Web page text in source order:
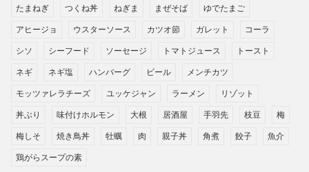
たまねぎ つくね丼 ねぎま まぜそば ゆでたまご
アヒージョ ウスターソース カツオ節 ガレット コーラ
シソ シーフード ソーセージ トマトジュース トースト
ネギ ネギ塩 ハンバーグ ビール メンチカツ
モッツァレラチーズ ユッケジャン ラーメン リゾット
丼ぶり 味付けホルモン 大根 居酒屋 手羽先 枝豆 梅
梅しそ 焼き鳥丼 牡蠣 肉 親子丼 角煮 餃子 魚介
鶏がらスープの素